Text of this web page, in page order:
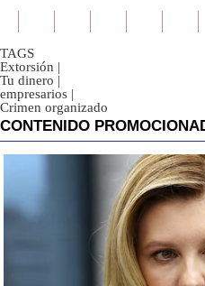
TAGS
Extorsión |
Tu dinero |
empresarios |
Crimen organizado